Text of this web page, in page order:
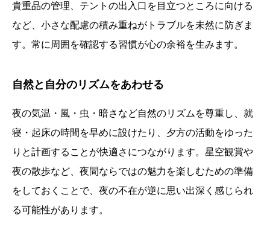
貴重品の管理、テントの出入口を目立つところに向ける
など、小さな配慮の積み重ねがトラブルを未然に防ぎま
す。常に周囲を確認する習慣が心の余裕を生みます。
自然と自分のリズムをあわせる
夜の気温・風・虫・暗さなど自然のリズムを尊重し、就
寝・起床の時間を早めに設けたり、夕方の活動をゆった
りと計画することが快適さにつながります。星空観賞や
夜の散歩など、夜間ならではの魅力を楽しむための準備
をしておくことで、夜の不在が逆に思い出深く感じられ
る可能性があります。